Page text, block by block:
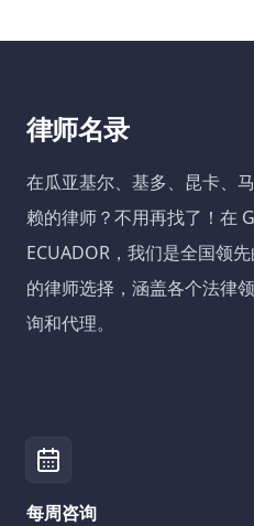
律师名录
在瓜亚基尔、基多、昆卡、
赖的律师？不用再找了！在
ECUADOR，我们是全国领
的律师选择，涵盖各个法律
询和代理。
每周咨询